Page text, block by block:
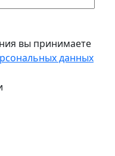
вы принимаете
данных